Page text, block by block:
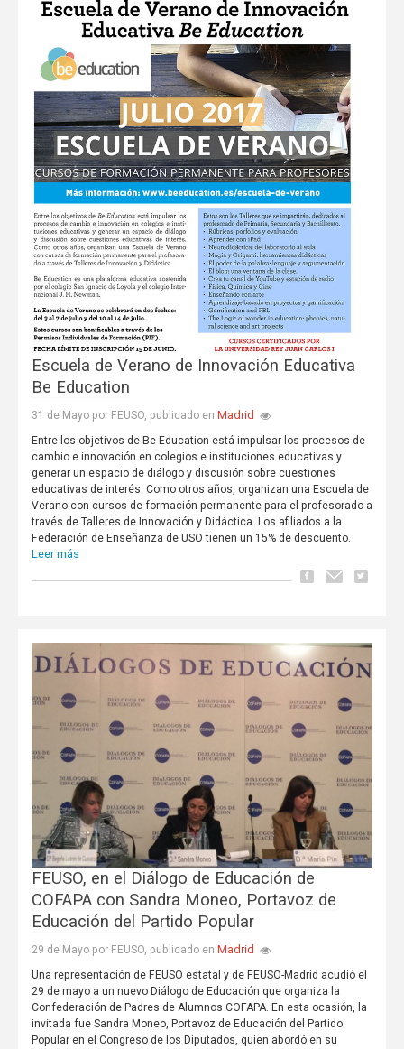
Escuela de Verano de Innovación Educativa
Be Education
31 de Mayo por FEUSO, publicado en Madrid
Entre los objetivos de Be Education está impulsar los procesos de
cambio e innovación en colegios e instituciones educativas y
generar un espacio de diálogo y discusión sobre cuestiones
educativas de interés. Como otros años, organizan una Escuela de
Verano con cursos de formación permanente para el profesorado a
través de Talleres de Innovación y Didáctica. Los afiliados a la
Federación de Enseñanza de USO tienen un 15% de descuento.
Leer más
FEUSO, en el Diálogo de Educación de
COFAPA con Sandra Moneo, Portavoz de
Educación del Partido Popular
29 de Mayo por FEUSO, publicado en Madrid
Una representación de FEUSO estatal y de FEUSO-Madrid acudió el
29 de mayo a un nuevo Diálogo de Educación que organiza la
Confederación de Padres de Alumnos COFAPA. En esta ocasión, la
invitada fue Sandra Moneo, Portavoz de Educación del Partido
Popular en el Congreso de los Diputados, quien abordó en su